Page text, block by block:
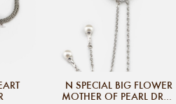
N SPECIAL BIG FLOWER
MOTHER OF PEARL DROP